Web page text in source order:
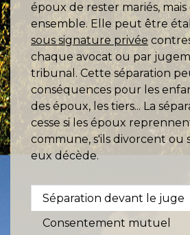
époux de rester mariés,
ensemble. Elle peut être
sous signature privée
chaque avocat ou par
tribunal. Cette séparation
conséquences pour les
des époux, les tiers... La
cesse si les époux
commune, s'ils divorcent ou
eux décède.
Séparation devant le juge
Consentement mutuel